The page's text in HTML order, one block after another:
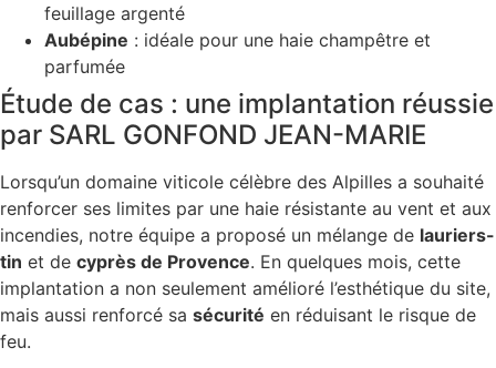
feuillage argenté
Aubépine : idéale pour une haie champêtre et
parfumée
Étude de cas : une implantation réussie
par SARL GONFOND JEAN-MARIE
Lorsqu’un domaine viticole célèbre des Alpilles a souhaité
renforcer ses limites par une haie résistante au vent et aux
incendies, notre équipe a proposé un mélange de lauriers-
tin et de cyprès de Provence. En quelques mois, cette
implantation a non seulement amélioré l’esthétique du site,
mais aussi renforcé sa sécurité en réduisant le risque de
feu.